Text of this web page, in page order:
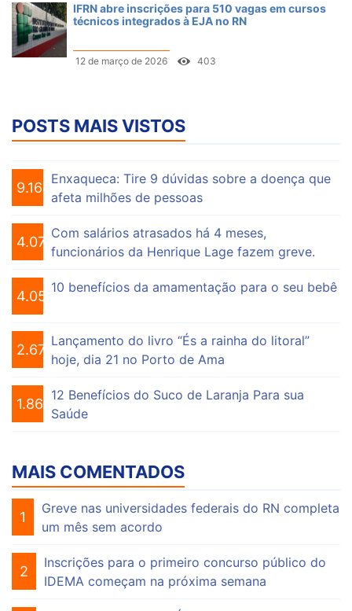
IFRN abre inscrições para 510 vagas em cursos
técnicos integrados à EJA no RN
12 de março de 2026 403
POSTS MAIS VISTOS
9.166
Enxaqueca: Tire 9 dúvidas sobre a doença que
afeta milhões de pessoas
4.078
Com salários atrasados há 4 meses,
funcionários da Henrique Lage fazem greve.
4.058
10 benefícios da amamentação para o seu bebê
2.677
Lançamento do livro “És a rainha do litoral”
hoje, dia 21 no Porto de Ama
1.865
12 Benefícios do Suco de Laranja Para sua
Saúde
MAIS COMENTADOS
1
Greve nas universidades federais do RN completa
um mês sem acordo
2
Inscrições para o primeiro concurso público do
IDEMA começam na próxima semana